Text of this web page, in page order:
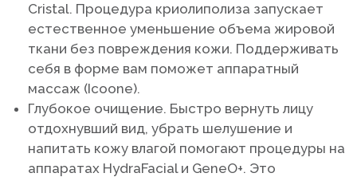
Cristal. Процедура криолиполиза запускает
естественное уменьшение объема жировой
ткани без повреждения кожи. Поддерживать
себя в форме вам поможет аппаратный
массаж (Icoone).
Глубокое очищение. Быстро вернуть лицу
отдохнувший вид, убрать шелушение и
напитать кожу влагой помогают процедуры на
аппаратах HydraFacial и GeneO+. Это